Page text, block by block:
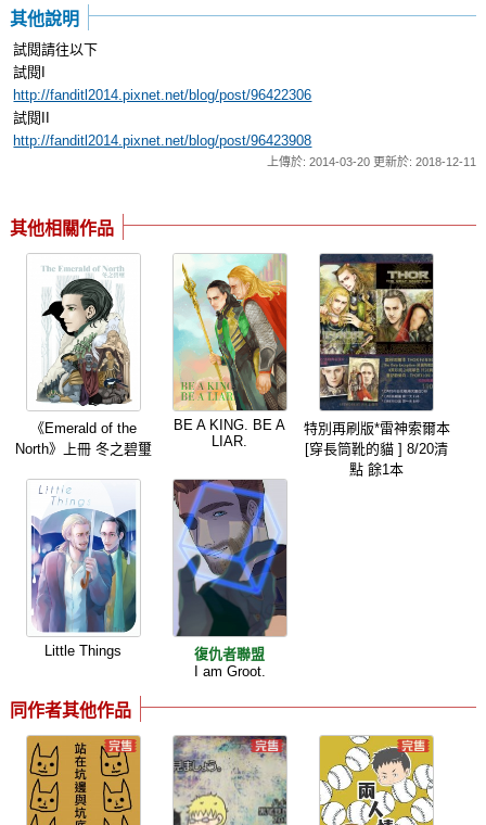
其他說明
試閱請往以下
試閱I
http://fanditl2014.pixnet.net/blog/post/96422306
試閱II
http://fanditl2014.pixnet.net/blog/post/96423908
上傳於: 2014-03-20 更新於: 2018-12-11
其他相關作品
《Emerald of the
North》上冊 冬之碧璽
BE A KING. BE A
LIAR.
特別再刷版*雷神索爾本
[穿長筒靴的貓 ] 8/20清
點 餘1本
Little Things
復仇者聯盟
I am Groot.
同作者其他作品